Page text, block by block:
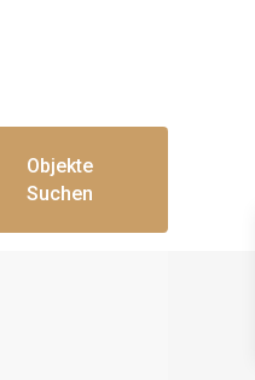
Objekte
Suchen